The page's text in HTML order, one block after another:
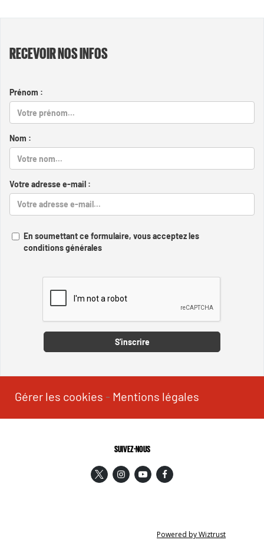
RECEVOIR NOS INFOS
Prénom :
Nom :
Votre adresse e-mail :
En soumettant ce formulaire, vous acceptez les
conditions générales
S'inscrire
Gérer les cookies - Mentions légales
SUIVEZ-NOUS
Powered by Wiztrust